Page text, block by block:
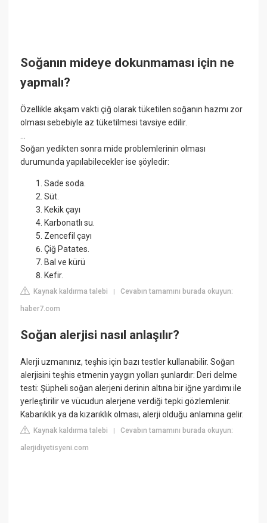
Soğanın mideye dokunmaması için ne
yapmalı?
Özellikle akşam vakti çiğ olarak tüketilen soğanın hazmı zor
olması sebebiyle az tüketilmesi tavsiye edilir.
...
Soğan yedikten sonra mide problemlerinin olması
durumunda yapılabilecekler ise şöyledir:
Sade soda.
Süt.
Kekik çayı
Karbonatlı su.
Zencefil çayı
Çiğ Patates.
Bal ve kürü
Kefir.
Kaynak kaldırma talebi |Cevabın tamamını burada okuyun:
haber7.com
Soğan alerjisi nasıl anlaşılır?
Alerji uzmanınız, teşhis için bazı testler kullanabilir. Soğan
alerjisini teşhis etmenin yaygın yolları şunlardır: Deri delme
testi: Şüpheli soğan alerjeni derinin altına bir iğne yardımı ile
yerleştirilir ve vücudun alerjene verdiği tepki gözlemlenir.
Kabarıklık ya da kızarıklık olması, alerji olduğu anlamına gelir.
Kaynak kaldırma talebi |Cevabın tamamını burada okuyun:
alerjidiyetisyeni.com